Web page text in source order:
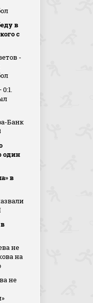
в
с
-
Банк
один
в
не
на
не